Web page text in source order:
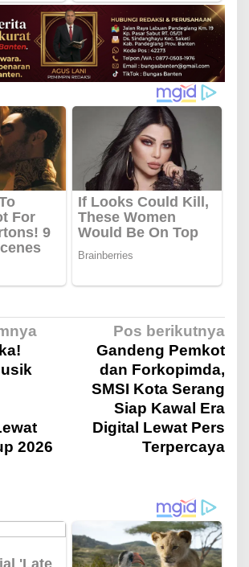
2026
Pos berikutnya
Gandeng Pemkot
dan Forkopimda,
SMSI Kota Serang
Siap Kawal Era
Digital Lewat Pers
Terpercaya